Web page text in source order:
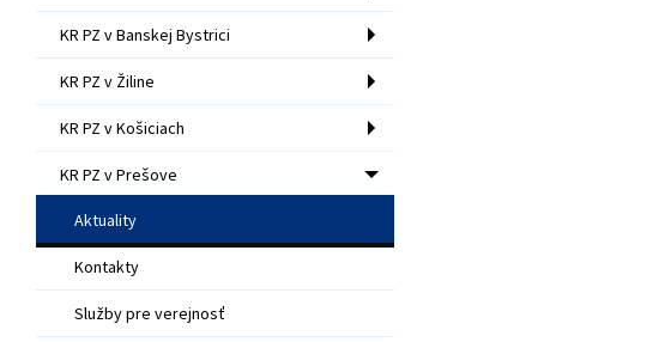
KR PZ v Banskej Bystrici
KR PZ v Žiline
KR PZ v Košiciach
KR PZ v Prešove
Aktuality
Kontakty
Služby pre verejnosť